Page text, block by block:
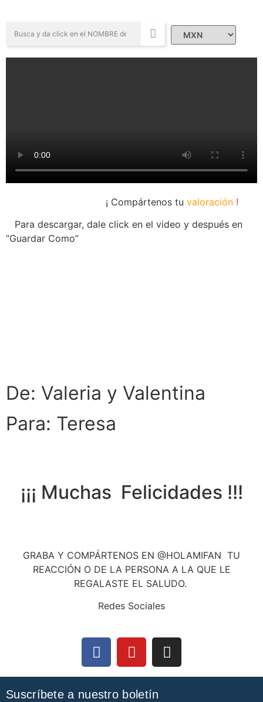
¡ Compártenos tu valoración !
Para descargar, dale click en el video y después en
“Guardar Como”
De: Valeria y Valentina
Para: Teresa
¡¡¡ Muchas Felicidades !!!
GRABA Y COMPÁRTENOS EN @HOLAMIFAN TU
REACCIÓN O DE LA PERSONA A LA QUE LE
REGALASTE EL SALUDO.
Redes Sociales
Suscríbete a nuestro boletín